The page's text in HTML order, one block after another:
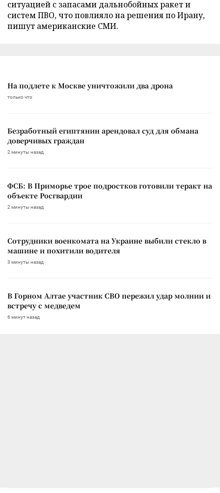
ситуацией с запасами дальнобойных ракет и
систем ПВО, что повлияло на решения по Ирану,
пишут американские СМИ.
На подлете к Москве уничтожили два дрона
только что
Безработный египтянин арендовал суд для обмана
доверчивых граждан
2 минуты назад
ФСБ: В Приморье трое подростков готовили теракт на
объекте Росгвардии
2 минуты назад
Сотрудники военкомата на Украине выбили стекло в
машине и похитили водителя
3 минуты назад
В Горном Алтае участник СВО пережил удар молнии и
встречу с медведем
6 минут назад